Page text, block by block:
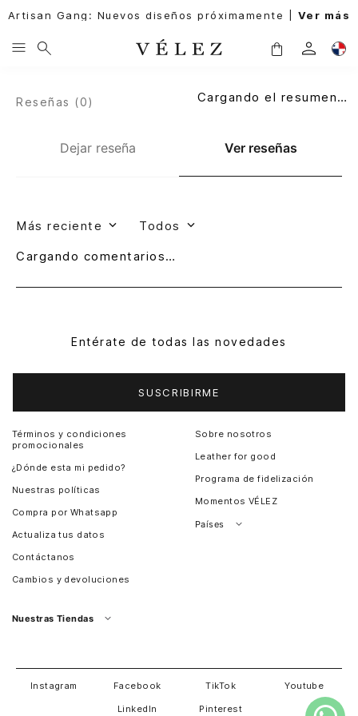
Artisan Gang: Nuevos diseños próximamente | Ver más
Dejar reseña Ver reseñas
Reseñas (0) Cargando el resumen…
Más reciente Todos
Cargando comentarios…
Entérate de todas las novedades
SUSCRIBIRME
Términos y condiciones
promocionales
¿Dónde esta mi pedido?
Nuestras políticas
Compra por Whatsapp
Actualiza tus datos
Contáctanos
Cambios y devoluciones
Sobre nosotros
Leather for good
Programa de fidelización
Momentos VÉLEZ
Países
Costa Rica
Nuestras Tiendas
Instagram
Facebook TikTok Youtube
LinkedIn Pinterest